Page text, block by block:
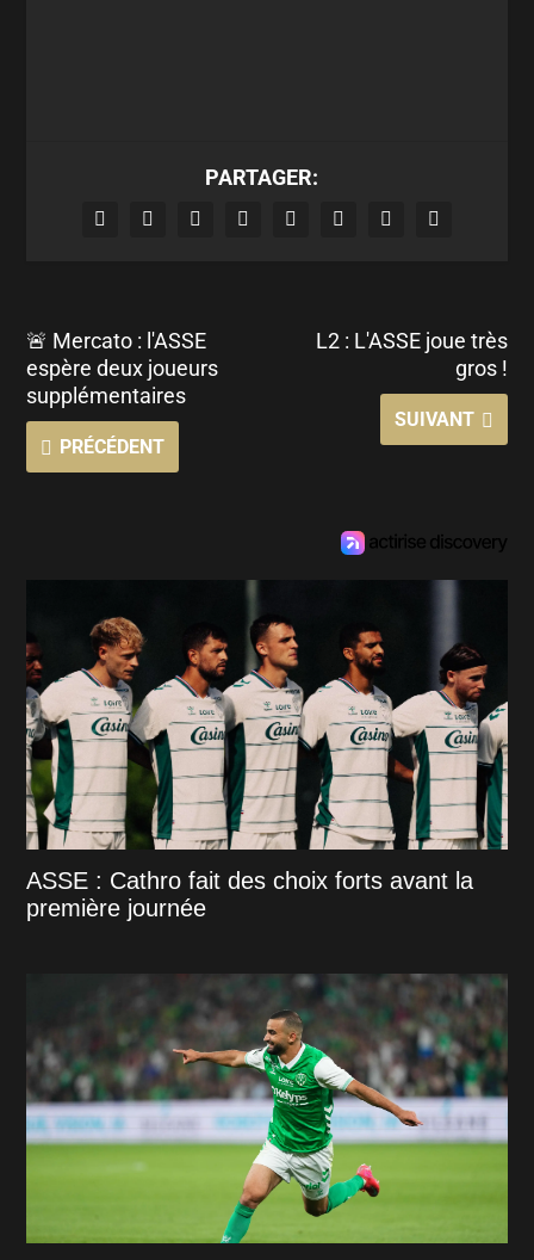
PARTAGER:
🚨 Mercato : l'ASSE
espère deux joueurs
supplémentaires
PRÉCÉDENT
L2 : L'ASSE joue très
gros !
SUIVANT
ASSE : Cathro fait des choix forts avant la
première journée